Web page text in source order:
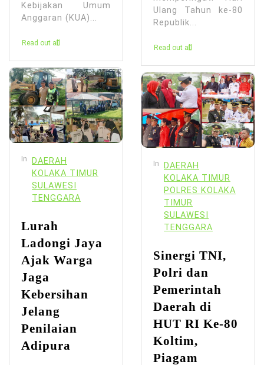
Kebijakan Umum
Anggaran (KUA)...
Read out all
In
DAERAH
KOLAKA TIMUR
SULAWESI
TENGGARA
Lurah
Ladongi Jaya
Ajak Warga
Jaga
Kebersihan
Jelang
Penilaian
Adipura
Ulang Tahun ke-80
Republik...
Read out all
In
DAERAH
KOLAKA TIMUR
POLRES KOLAKA
TIMUR
SULAWESI
TENGGARA
Sinergi TNI,
Polri dan
Pemerintah
Daerah di
HUT RI Ke-80
Koltim,
Piagam